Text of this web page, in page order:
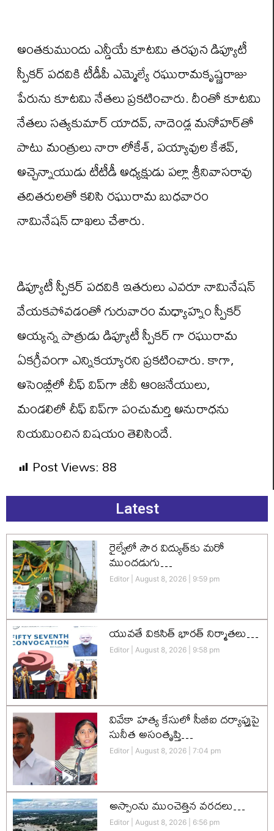
అంతకుముందు ఎన్డీయే కూటమి తరఫున డిప్యూటీ
స్పీకర్ పదవికి టీడీపీ ఎమ్మెల్యే రఘురామకృష్ణరాజు
పేరును కూటమి నేతలు ప్రకటించారు. దీంతో కూటమి
నేతలు సత్యకుమార్‌ యాదవ్‌, నాదెండ్ల మనోహర్‌తో
పాటు మంత్రులు నారా లోకేశ్‌, పయ్యావుల కేశవ్‌,
అచ్చెన్నాయుడు టీటీడీ అధ్యక్షుడు పల్లా శ్రీనివాసరావు
తదితరులతో కలిసి రఘురామ బుధవారం
నామినేషన్ దాఖలు చేశారు.
డిప్యూటీ స్పీకర్ పదవికి ఇతరులు ఎవరూ నామినేషన్
వేయకపోవడంతో గురువారం మధ్యాహ్నం స్పీకర్
అయ్యన్న పాత్రుడు డిప్యూటీ స్పీకర్ గా రఘురామ
ఏకగ్రీవంగా ఎన్నికయ్యారని ప్రకటించారు. కాగా,
అసెంబ్లీలో చీఫ్‌ విప్‌గా జీవీ ఆంజనేయులు,
మండలిలో చీఫ్‌ విప్‌గా పంచుమర్తి అనురాధను
నియమించిన విషయం తెలిసిందే.
Post Views:88
Latest
రైల్వేలో సౌర విద్యుత్‌కు మరో
ముందడుగు…
Editor August 8, 2026 9:59 pm
యువతే వికసిత్‌ భారత్‌ నిర్మాతలు…
Editor August 8, 2026 9:58 pm
వివేకా హత్య కేసులో సీబీఐ దర్యాప్తుపై
సునీత అసంతృప్తి…
Editor August 8, 2026 7:04 pm
అస్సాంను ముంచెత్తిన వరదలు…
Editor August 8, 2026 6:56 pm